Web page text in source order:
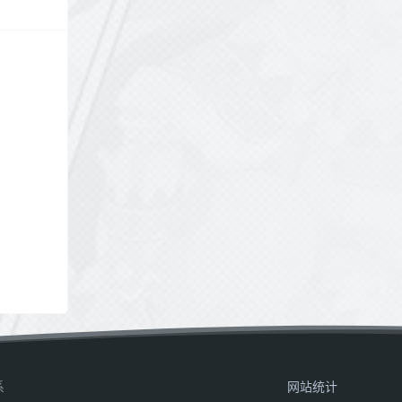
网站统计